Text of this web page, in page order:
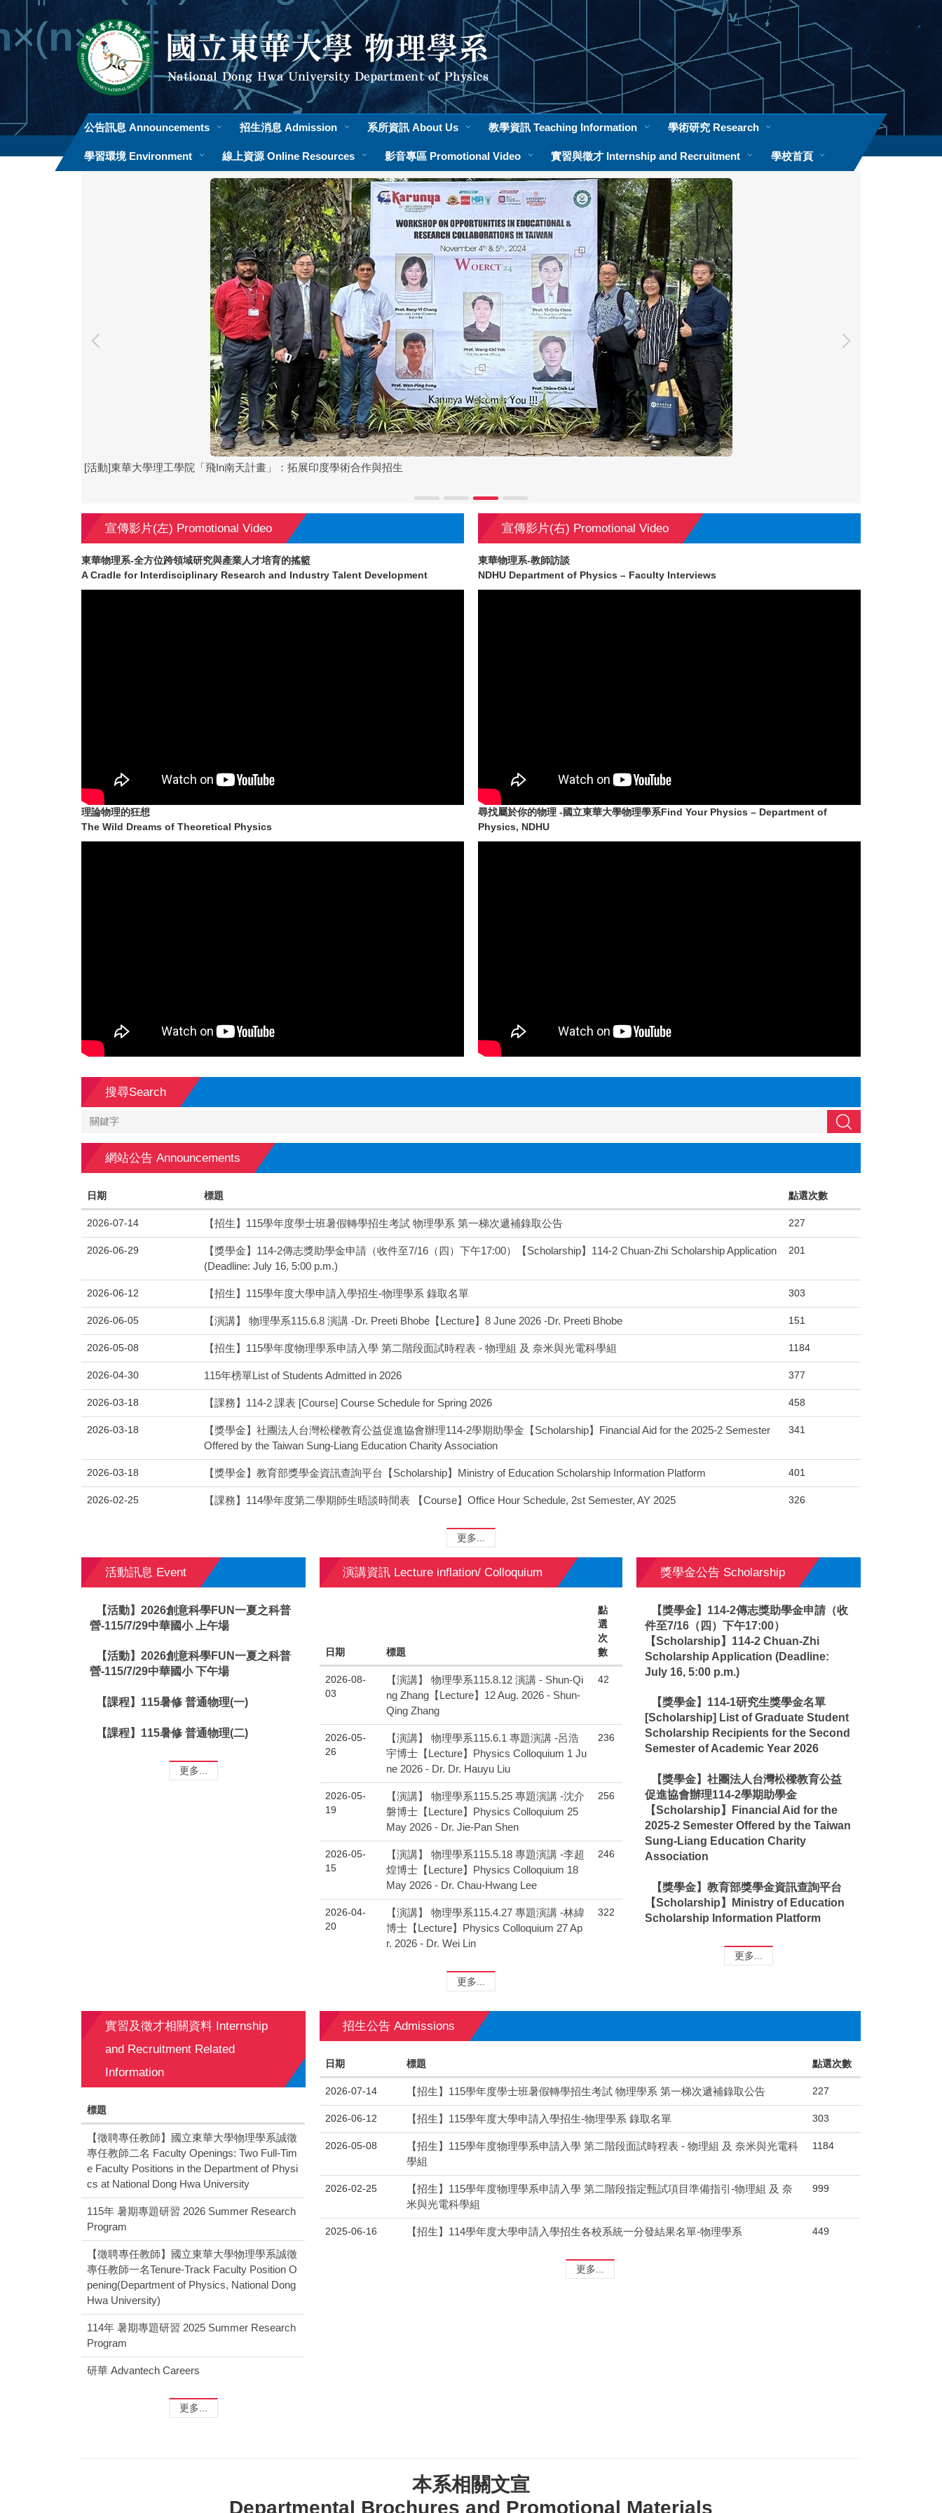
要
公告訊息 Announcements 招生消息 Admission 系所資訊 About Us 教學資訊 Teaching Information 學術研究 Research
學習環境 Environment 線上資源 Online Resources 影音專區 Promotional Video 實習與徵才 Internship and Recruitment 學校首頁
[活動]東華大學理工學院「飛In南天計畫」：拓展印度學術合作與招生
宣傳影片(左) Promotional Video
東華物理系-全方位跨領域研究與產業人才培育的搖籃
A Cradle for Interdisciplinary Research and Industry Talent Development
理論物理的狂想
The Wild Dreams of Theoretical Physics
宣傳影片(右) Promotional Video
東華物理系-教師訪談
NDHU Department of Physics – Faculty Interviews
尋找屬於你的物理 -國立東華大學物理學系Find Your Physics – Department of
Physics, NDHU
搜尋Search
搜尋
網站公告 Announcements
日期 標題 點選次數
2026-07-14 【招生】115學年度學士班暑假轉學招生考試 物理學系 第一梯次遞補錄取公告 227
2026-06-29
【獎學金】114-2傳志獎助學金申請（收件至7/16（四）下午17:00）【Scholarship】114-2 Chuan-Zhi Scholarship Application
(Deadline: July 16, 5:00 p.m.)
201
2026-06-12 【招生】115學年度大學申請入學招生-物理學系 錄取名單 303
2026-06-05 【演講】 物理學系115.6.8 演講 -Dr. Preeti Bhobe【Lecture】8 June 2026 -Dr. Preeti Bhobe 151
2026-05-08 【招生】115學年度物理學系申請入學 第二階段面試時程表 - 物理組 及 奈米與光電科學組 1184
2026-04-30 115年榜單List of Students Admitted in 2026 377
2026-03-18 【課務】114-2 課表 [Course] Course Schedule for Spring 2026 458
2026-03-18
【獎學金】社團法人台灣松樑教育公益促進協會辦理114-2學期助學金【Scholarship】Financial Aid for the 2025-2 Semester
Offered by the Taiwan Sung-Liang Education Charity Association
341
2026-03-18 【獎學金】教育部獎學金資訊查詢平台【Scholarship】Ministry of Education Scholarship Information Platform 401
2026-02-25 【課務】114學年度第二學期師生晤談時間表 【Course】Office Hour Schedule, 2st Semester, AY 2025 326
更多...
活動訊息 Event
【活動】2026創意科學FUN一夏之科普
營-115/7/29中華國小 上午場
【活動】2026創意科學FUN一夏之科普
營-115/7/29中華國小 下午場
【課程】115暑修 普通物理(一)
【課程】115暑修 普通物理(二)
更多...
演講資訊 Lecture inflation/ Colloquium
日期 標題
點
選
次
數
2026-08-
03
【演講】 物理學系115.8.12 演講 - Shun-Qi
ng Zhang【Lecture】12 Aug. 2026 - Shun-
Qing Zhang
42
2026-05-
26
【演講】 物理學系115.6.1 專題演講 -呂浩
宇博士【Lecture】Physics Colloquium 1 Ju
ne 2026 - Dr. Dr. Hauyu Liu
236
2026-05-
19
【演講】 物理學系115.5.25 專題演講 -沈介
磐博士【Lecture】Physics Colloquium 25
May 2026 - Dr. Jie-Pan Shen
256
2026-05-
15
【演講】 物理學系115.5.18 專題演講 -李超
煌博士【Lecture】Physics Colloquium 18
May 2026 - Dr. Chau-Hwang Lee
246
2026-04-
20
【演講】 物理學系115.4.27 專題演講 -林緯
博士【Lecture】Physics Colloquium 27 Ap
r. 2026 - Dr. Wei Lin
322
更多...
獎學金公告 Scholarship
【獎學金】114-2傳志獎助學金申請（收
件至7/16（四）下午17:00）
【Scholarship】114-2 Chuan-Zhi
Scholarship Application (Deadline:
July 16, 5:00 p.m.)
【獎學金】114-1研究生獎學金名單
[Scholarship] List of Graduate Student
Scholarship Recipients for the Second
Semester of Academic Year 2026
【獎學金】社團法人台灣松樑教育公益
促進協會辦理114-2學期助學金
【Scholarship】Financial Aid for the
2025-2 Semester Offered by the Taiwan
Sung-Liang Education Charity
Association
【獎學金】教育部獎學金資訊查詢平台
【Scholarship】Ministry of Education
Scholarship Information Platform
更多...
實習及徵才相關資料 Internship
and Recruitment Related
Information
標題
【徵聘專任教師】國立東華大學物理學系誠徵
專任教師二名 Faculty Openings: Two Full-Tim
e Faculty Positions in the Department of Physi
cs at National Dong Hwa University
115年 暑期專題研習 2026 Summer Research
Program
【徵聘專任教師】國立東華大學物理學系誠徵
專任教師一名Tenure-Track Faculty Position O
pening(Department of Physics, National Dong
Hwa University)
114年 暑期專題研習 2025 Summer Research
Program
研華 Advantech Careers
更多...
招生公告 Admissions
日期 標題 點選次數
2026-07-14 【招生】115學年度學士班暑假轉學招生考試 物理學系 第一梯次遞補錄取公告 227
2026-06-12 【招生】115學年度大學申請入學招生-物理學系 錄取名單 303
2026-05-08
【招生】115學年度物理學系申請入學 第二階段面試時程表 - 物理組 及 奈米與光電科
學組
1184
2026-02-25
【招生】115學年度物理學系申請入學 第二階段指定甄試項目準備指引-物理組 及 奈
米與光電科學組
999
2025-06-16 【招生】114學年度大學申請入學招生各校系統一分發結果名單-物理學系 449
更多...
本系相關文宣
Departmental Brochures and Promotional Materials